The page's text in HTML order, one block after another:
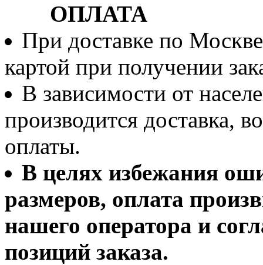
ОПЛАТА
При доставке по
картой при получении
В зависимости от
производится доставка,
оплаты.
В целях избежания
размеров, оплата
нашего оператора и
позиций заказа.